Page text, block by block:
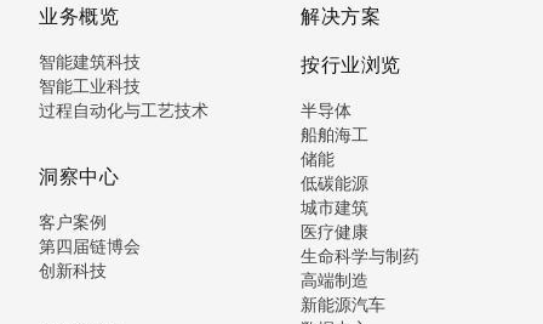
业务概览
智能建筑科技
智能工业科技
过程自动化与工艺技术
洞察中心
客户案例
第四届链博会
创新科技
解决方案
按行业浏览
半导体
船舶海工
储能
低碳能源
城市建筑
医疗健康
生命科学与制药
高端制造
新能源汽车